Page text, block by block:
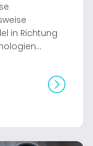
in Richtung